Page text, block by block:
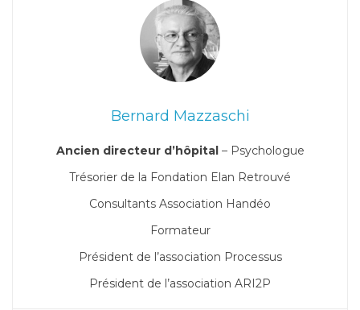
Bernard Mazzaschi
Ancien directeur d’hôpital– Psychologue
Trésorier de la Fondation Elan Retrouvé
Consultants Association Handéo
Formateur
Président de l’association Processus
Président de l’association ARI2P